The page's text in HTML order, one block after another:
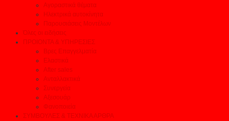
Αγοραστικά θέματα
Ηλεκτρικά αυτοκίνητα
Παρουσιάσεις Μοντέλων
Όλες οι ειδήσεις
ΠΡΟΙΟΝΤΑ & ΥΠΗΡΕΣΙΕΣ
Βρες Επαγγελματία
Ελαστικά
After sales
Ανταλλακτικά
Συνεργεία
Αξεσουάρ
Φανοποιεία
ΣΥΜΒΟΥΛΕΣ & ΤΕΧΝΙΚΑ ΑΡΘΡΑ